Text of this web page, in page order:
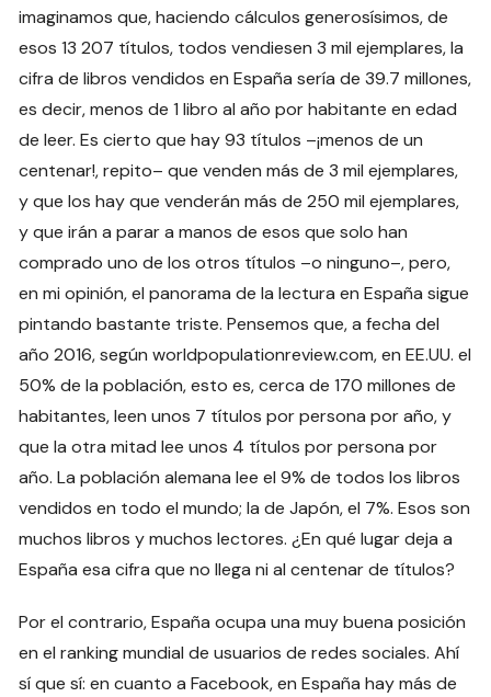
imaginamos que, haciendo cálculos generosísimos, de
esos 13 207 títulos, todos vendiesen 3 mil ejemplares, la
cifra de libros vendidos en España sería de 39.7 millones,
es decir, menos de 1 libro al año por habitante en edad
de leer. Es cierto que hay 93 títulos –¡menos de un
centenar!, repito– que venden más de 3 mil ejemplares,
y que los hay que venderán más de 250 mil ejemplares,
y que irán a parar a manos de esos que solo han
comprado uno de los otros títulos –o ninguno–, pero,
en mi opinión, el panorama de la lectura en España sigue
pintando bastante triste. Pensemos que, a fecha del
año 2016, según worldpopulationreview.com, en EE.UU. el
50% de la población, esto es, cerca de 170 millones de
habitantes, leen unos 7 títulos por persona por año, y
que la otra mitad lee unos 4 títulos por persona por
año. La población alemana lee el 9% de todos los libros
vendidos en todo el mundo; la de Japón, el 7%. Esos son
muchos libros y muchos lectores. ¿En qué lugar deja a
España esa cifra que no llega ni al centenar de títulos?
Por el contrario, España ocupa una muy buena posición
en el ranking mundial de usuarios de redes sociales. Ahí
sí que sí: en cuanto a Facebook, en España hay más de